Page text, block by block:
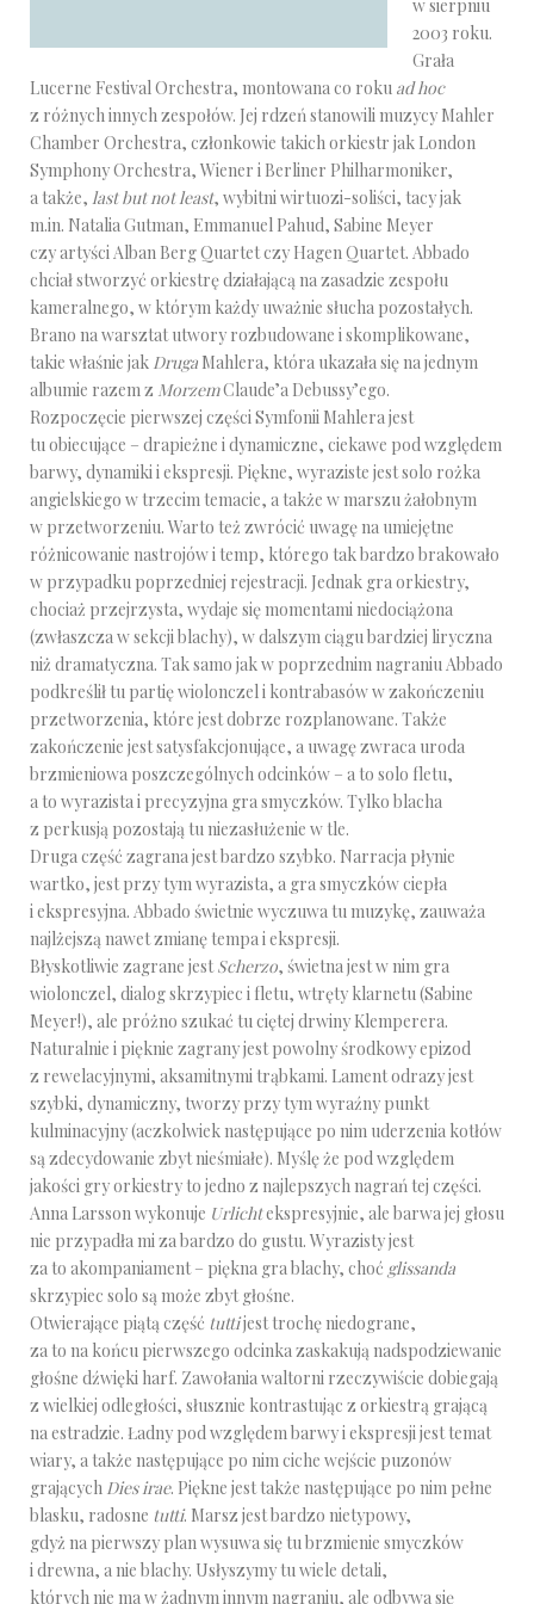
w sierpniu
2003 roku.
Grała
Lucerne Festival Orchestra, montowana co roku ad hoc
z różnych innych zespołów. Jej rdzeń stanowili muzycy Mahler
Chamber Orchestra, członkowie takich orkiestr jak London
Symphony Orchestra, Wiener i Berliner Philharmoniker,
a także, last but not least, wybitni wirtuozi-soliści, tacy jak
m.in. Natalia Gutman, Emmanuel Pahud, Sabine Meyer
czy artyści Alban Berg Quartet czy Hagen Quartet. Abbado
chciał stworzyć orkiestrę działającą na zasadzie zespołu
kameralnego, w którym każdy uważnie słucha pozostałych.
Brano na warsztat utwory rozbudowane i skomplikowane,
takie właśnie jak Druga Mahlera, która ukazała się na jednym
albumie razem z MorzemClaude’a Debussy’ego.
Rozpoczęcie pierwszej części Symfonii Mahlera jest
tu obiecujące – drapieżne i dynamiczne, ciekawe pod względem
barwy, dynamiki i ekspresji. Piękne, wyraziste jest solo rożka
angielskiego w trzecim temacie, a także w marszu żałobnym
w przetworzeniu. Warto też zwrócić uwagę na umiejętne
różnicowanie nastrojów i temp, którego tak bardzo brakowało
w przypadku poprzedniej rejestracji. Jednak gra orkiestry,
chociaż przejrzysta, wydaje się momentami niedociążona
(zwłaszcza w sekcji blachy), w dalszym ciągu bardziej liryczna
niż dramatyczna. Tak samo jak w poprzednim nagraniu Abbado
podkreślił tu partię wiolonczel i kontrabasów w zakończeniu
przetworzenia, które jest dobrze rozplanowane. Także
zakończenie jest satysfakcjonujące, a uwagę zwraca uroda
brzmieniowa poszczególnych odcinków – a to solo fletu,
a to wyrazista i precyzyjna gra smyczków. Tylko blacha
z perkusją pozostają tu niezasłużenie w tle.
Druga część zagrana jest bardzo szybko. Narracja płynie
wartko, jest przy tym wyrazista, a gra smyczków ciepła
i ekspresyjna. Abbado świetnie wyczuwa tu muzykę, zauważa
najlżejszą nawet zmianę tempa i ekspresji.
Błyskotliwie zagrane jestScherzo, świetna jest w nim gra
wiolonczel, dialog skrzypiec i fletu, wtręty klarnetu (Sabine
Meyer!), ale próżno szukać tu ciętej drwiny Klemperera.
Naturalnie i pięknie zagrany jest powolny środkowy epizod
z rewelacyjnymi, aksamitnymi trąbkami. Lament odrazy jest
szybki, dynamiczny, tworzy przy tym wyraźny punkt
kulminacyjny (aczkolwiek następujące po nim uderzenia kotłów
są zdecydowanie zbyt nieśmiałe). Myślę że pod względem
jakości gry orkiestry to jedno z najlepszych nagrań tej części.
Anna Larsson wykonuje Urlichtekspresyjnie, ale barwa jej głosu
nie przypadła mi za bardzo do gustu. Wyrazisty jest
za to akompaniament – piękna gra blachy, choć glissanda
skrzypiec solo są może zbyt głośne.
Otwierające piątą część tuttijest trochę niedograne,
za to na końcu pierwszego odcinka zaskakują nadspodziewanie
głośne dźwięki harf. Zawołania waltorni rzeczywiście dobiegają
z wielkiej odległości, słusznie kontrastując z orkiestrą grającą
na estradzie. Ładny pod względem barwy i ekspresji jest temat
wiary, a także następujące po nim ciche wejście puzonów
grających Dies irae. Piękne jest także następujące po nim pełne
blasku, radosne tutti. Marsz jest bardzo nietypowy,
gdyż na pierwszy plan wysuwa się tu brzmienie smyczków
i drewna, a nie blachy. Usłyszymy tu wiele detali,
których nie ma w żadnym innym nagraniu, ale odbywa się